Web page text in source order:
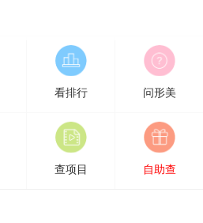
看排行 问形美
查项目 自助查